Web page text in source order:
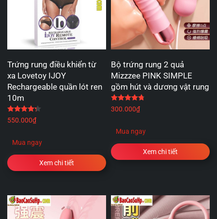
Trứng rung điều khiển từ
xa Lovetoy IJOY
Rechargeable quần lót ren
10m
5 sao
550.000₫
Mua ngay
Xem chi tiết
Bộ trứng rung 2 quả
Mizzzee PINK SIMPLE
gồm hút và dương vật rung
300.000₫
Mua ngay
Xem chi tiết